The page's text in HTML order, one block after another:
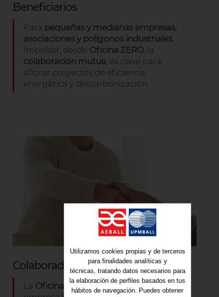
Beneficiarios
Para pequeñas y medianas empresas,
asociaciones y polígonos industriales.
Impulsar, desde Oficina ZERO, la
colaboración mutua, es clave para
aflorar proyectos de eficiencia
energética y descarbonización.
Colaboradores
La Oficina CEROcontará con la
Utilizamos cookies propias y de terceros
para finalidades analíticas y
técnicas, tratando datos necesarios para
la elaboración de perfiles basados en tus
hábitos de navegación. Puedes obtener